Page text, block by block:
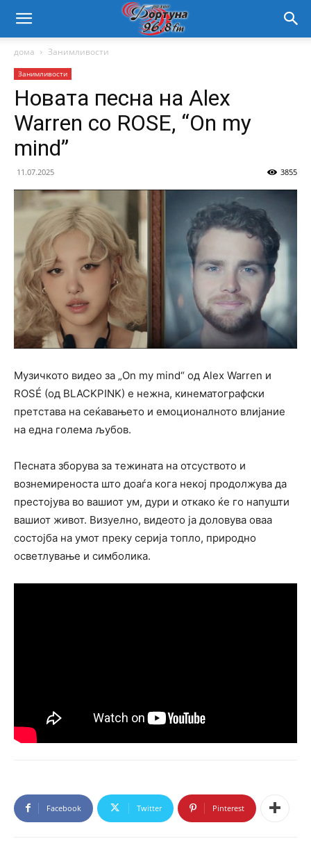
дома Занимливости
Занимливости
Новата песна на Alex
Warren со ROSE, “On my
mind”
11.07.2025 3855
Музичкото видео за „On my mind“ од Alex Warren и
ROSÉ (од BLACKPINK) е нежна, кинематографски
претстава на сеќавањето и емоционалното влијание
на една голема љубов.
Песната зборува за тежината на отсуството и
вознемиреноста што доаѓа кога некој продолжува да
престојува во вашиот ум, дури и откако ќе го напушти
вашиот живот. Визуелно, видеото ја доловува оваа
состојба на умот преку серија топло, природно
осветлување и симболика.
Facebook Twitter Pinterest